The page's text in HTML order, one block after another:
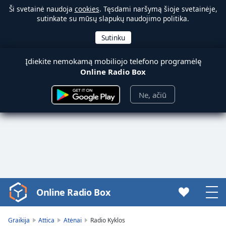
Ši svetainė naudoja cookies. Tęsdami naršymą šioje svetainėje,
sutinkate su mūsų slapukų naudojimo politika.
Įdiekite nemokamą mobiliojo telefono programėlę
Online Radio Box
Ne, ačiū
Video
Player
Online Radio Box
Graikija Attica Atėnai Radio Kyklos